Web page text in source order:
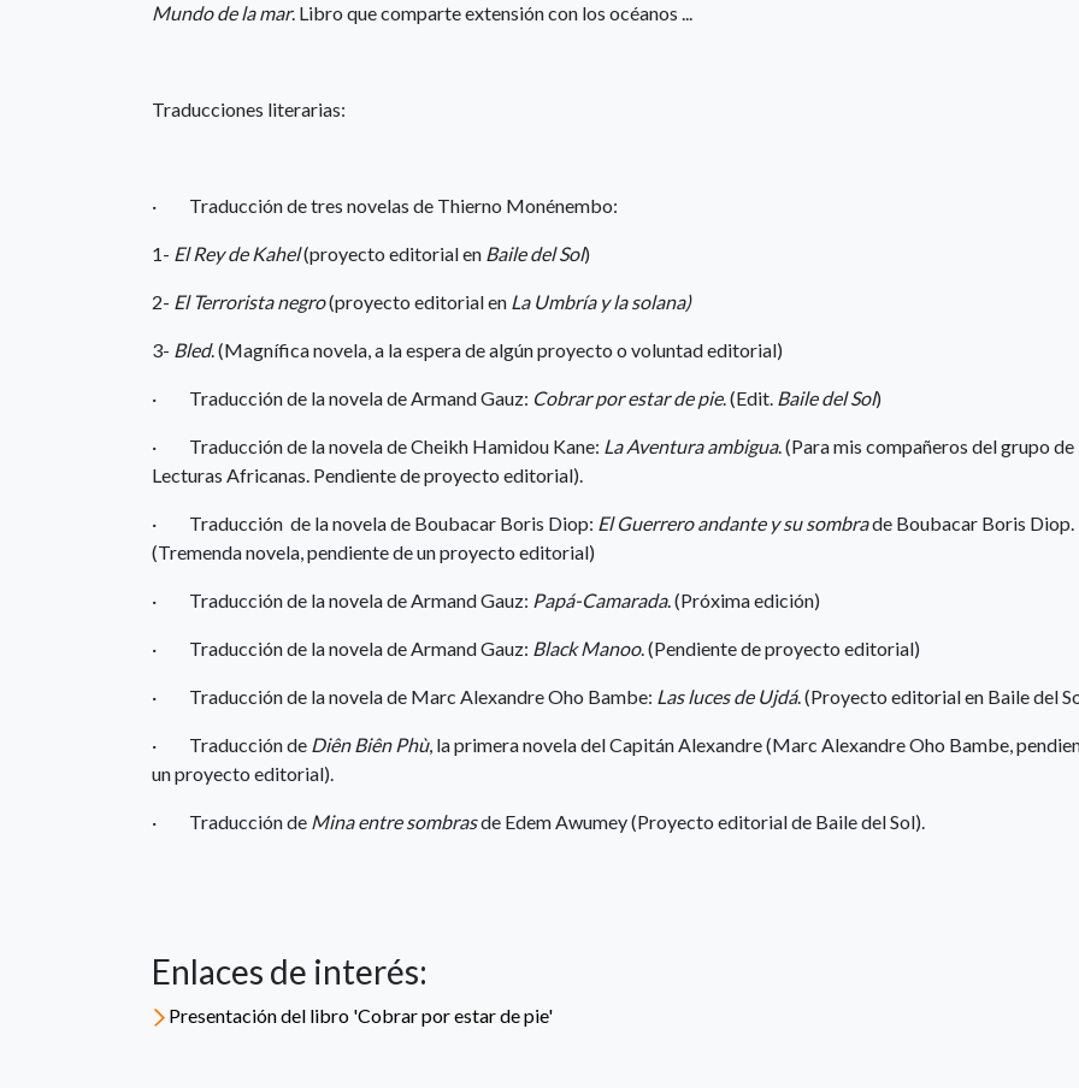
Mundo de la mar. Libro que comparte extensión con los océanos ...
Traducciones literarias:
· Traducción de tres novelas de Thierno Monénembo:
1- El Rey de Kahel(proyecto editorial en Baile del Sol)
2- El Terrorista negro(proyecto editorial en La Umbría y la solana)
3- Bled. (Magnífica novela, a la espera de algún proyecto o voluntad editorial)
· Traducción de la novela de Armand Gauz: Cobrar por estar de pie. (Edit. Baile del Sol)
· Traducción de la novela de Cheikh Hamidou Kane: La Aventura ambigua. (Para mis compañeros del grupo de
Lecturas Africanas. Pendiente de proyecto editorial).
· Traducción de la novela de Boubacar Boris Diop: El Guerrero andante y su sombrade Boubacar Boris Diop.
(Tremenda novela, pendiente de un proyecto editorial)
· Traducción de la novela de Armand Gauz: Papá-Camarada. (Próxima edición)
· Traducción de la novela de Armand Gauz: Black Manoo. (Pendiente de proyecto editorial)
· Traducción de la novela de Marc Alexandre Oho Bambe: Las luces de Ujdá. (Proyecto editorial en Baile del
· Traducción de Diên Biên Phù, la primera novela del Capitán Alexandre (Marc Alexandre Oho Bambe,
un proyecto editorial).
· Traducción de Mina entre sombrasde Edem Awumey (Proyecto editorial de Baile del Sol).
Enlaces de interés:
Presentación del libro 'Cobrar por estar de pie'